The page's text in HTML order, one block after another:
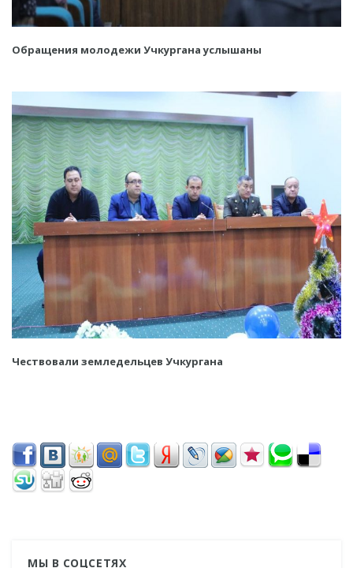
Обращения молодежи Учкургана услышаны
Чествовали земледельцев Учкургана
МЫ В СОЦСЕТЯХ